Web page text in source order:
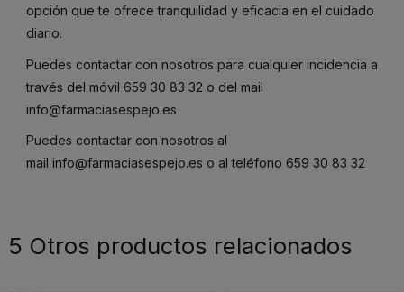
opción que te ofrece tranquilidad y eficacia en el cuidado
diario.
Puedes contactar con nosotros para cualquier incidencia a
través del móvil 659 30 83 32 o del mail
info@farmaciasespejo.es
Puedes contactar con nosotros al
mail info@farmaciasespejo.es o al teléfono 659 30 83 32
5 Otros productos relacionados